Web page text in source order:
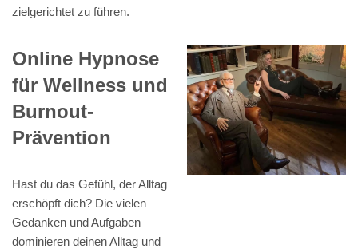
zielgerichtet zu führen.
Online Hypnose
für Wellness und
Burnout-
Prävention
Hast du das Gefühl, der Alltag
erschöpft dich? Die vielen
Gedanken und Aufgaben
dominieren deinen Alltag und